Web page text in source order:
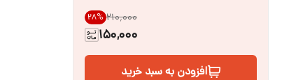
۲۱۰٬۰۰۰ 28%
150,000
افزودن به سبد خرید